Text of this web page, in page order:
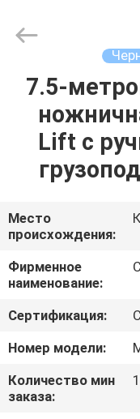
ДОМОЙ
ПРОДУКТЫ
НАС
ЭКСКУРСИЯ
ПО
ЗАВОДУ
КОНТРОЛЬ
КАЧЕСТВА
Reserved.7.5-
Lift с
Место
происхождения:
Фирменное
наименование:
Сертификация:
Номер модели:
Количество мин
заказа: